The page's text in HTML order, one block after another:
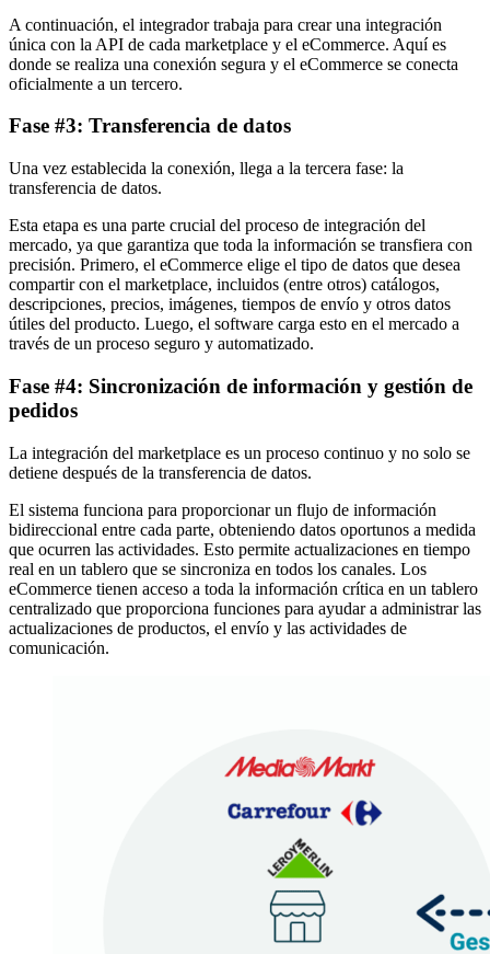
A continuación, el integrador trabaja para crear una integración
única con la API de cada marketplace y el eCommerce. Aquí es
donde se realiza una conexión segura y el eCommerce se conecta
oficialmente a un tercero.
Fase #3: Transferencia de datos
Una vez establecida la conexión, llega a la tercera fase: la
transferencia de datos.
Esta etapa es una parte crucial del proceso de integración del
mercado, ya que garantiza que toda la información se transfiera con
precisión. Primero, el eCommerce elige el tipo de datos que desea
compartir con el marketplace, incluidos (entre otros) catálogos,
descripciones, precios, imágenes, tiempos de envío y otros datos
útiles del producto. Luego, el software carga esto en el mercado a
través de un proceso seguro y automatizado.
Fase #4: Sincronización de información y gestión de
pedidos
La integración del marketplace es un proceso continuo y no solo se
detiene después de la transferencia de datos.
El sistema funciona para proporcionar un flujo de información
bidireccional entre cada parte, obteniendo datos oportunos a medida
que ocurren las actividades. Esto permite actualizaciones en tiempo
real en un tablero que se sincroniza en todos los canales. Los
eCommerce tienen acceso a toda la información crítica en un tablero
centralizado que proporciona funciones para ayudar a administrar las
actualizaciones de productos, el envío y las actividades de
comunicación.